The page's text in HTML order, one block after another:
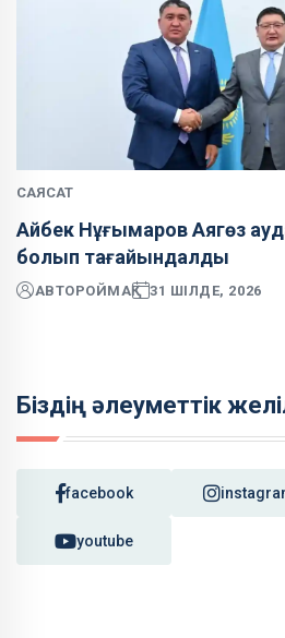
САЯСАТ
Айбек Нұғымаров Аягөз
болып тағайындалды
АВТОРОЙМАҚ 31 ШІЛДЕ, 2026
Біздің әлеуметтік
facebook
youtube